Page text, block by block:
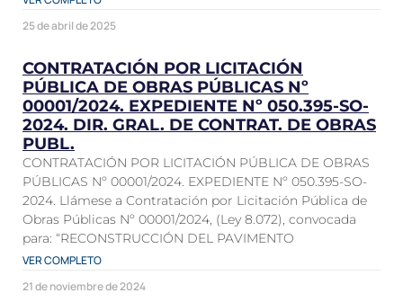
25 de abril de 2025
CONTRATACIÓN POR LICITACIÓN
PÚBLICA DE OBRAS PÚBLICAS Nº
00001/2024. EXPEDIENTE Nº 050.395-SO-
2024. DIR. GRAL. DE CONTRAT. DE OBRAS
PUBL.
CONTRATACIÓN POR LICITACIÓN PÚBLICA DE OBRAS
PÚBLICAS Nº 00001/2024. EXPEDIENTE Nº 050.395-SO-
2024. Llámese a Contratación por Licitación Pública de
Obras Públicas Nº 00001/2024, (Ley 8.072), convocada
para: “RECONSTRUCCIÓN DEL PAVIMENTO
VER COMPLETO
21 de noviembre de 2024